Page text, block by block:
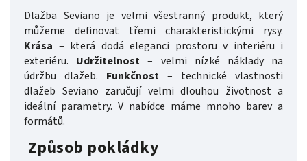
Dlažba Seviano je velmi všestranný produkt, který
můžeme definovat třemi charakteristickými rysy.
Krása – která dodá eleganci prostoru v interiéru i
exteriéru. Udržitelnost – velmi nízké náklady na
údržbu dlažeb. Funkčnost – technické vlastnosti
dlažeb Seviano zaručují velmi dlouhou životnost a
ideální parametry. V nabídce máme mnoho barev a
formátů.
Způsob pokládky